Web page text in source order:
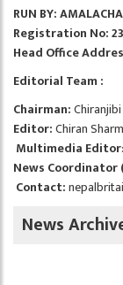
RUN BY:
Registration No:
Head Office
Editorial Team :
Chairman:
Editor:Chiran
Multimedia Editor
News Coordinator
Contact:
News